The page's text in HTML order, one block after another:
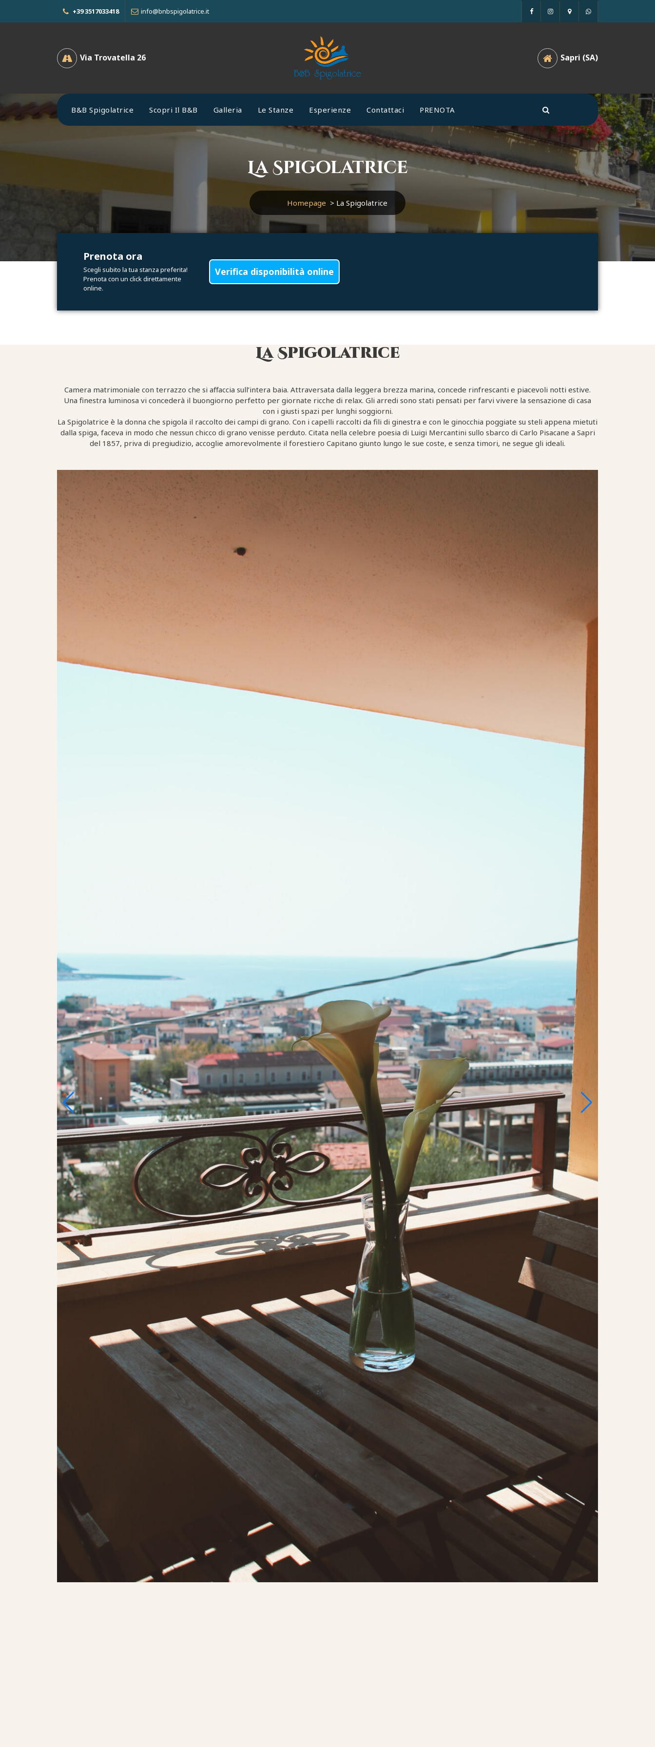
+39 3517033418 info@bnbspigolatrice.it
Via Trovatella 26 Sapri (SA)
B&B Spigolatrice Scopri Il B&B Galleria Le Stanze Esperienze Contattaci PRENOTA
La Spigolatrice
Homepage > La Spigolatrice
Prenota ora
Scegli subito la tua stanza preferita!
Prenota con un click direttamente
online.
Verifica disponibilità online
La Spigolatrice
Camera matrimoniale con terrazzo che si aﬀaccia sull’intera baia. Attraversata dalla leggera brezza marina, concede rinfrescanti e piacevoli notti estive.
Una finestra luminosa vi concederà il buongiorno perfetto per giornate ricche di relax. Gli arredi sono stati pensati per farvi vivere la sensazione di casa
con i giusti spazi per lunghi soggiorni.
La Spigolatrice è la donna che spigola il raccolto dei campi di grano. Con i capelli raccolti da fili di ginestra e con le ginocchia poggiate su steli appena mietuti
dalla spiga, faceva in modo che nessun chicco di grano venisse perduto. Citata nella celebre poesia di Luigi Mercantini sullo sbarco di Carlo Pisacane a Sapri
del 1857, priva di pregiudizio, accoglie amorevolmente il forestiero Capitano giunto lungo le sue coste, e senza timori, ne segue gli ideali.